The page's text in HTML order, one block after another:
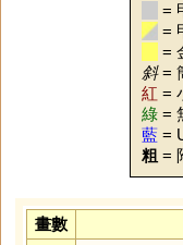
=
=
=
斜=
紅 =
綠 =
藍 =
粗 =
畫數